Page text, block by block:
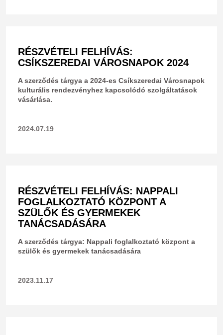
RÉSZVÉTELI FELHÍVÁS:
CSÍKSZEREDAI VÁROSNAPOK 2024
A szerződés tárgya a 2024-es Csíkszeredai Városnapok
kulturális rendezvényhez kapcsolódó szolgáltatások
vásárlása.
2024.07.19
RÉSZVÉTELI FELHÍVÁS: NAPPALI
FOGLALKOZTATÓ KÖZPONT A
SZÜLŐK ÉS GYERMEKEK
TANÁCSADÁSÁRA
A szerződés tárgya: Nappali foglalkoztató központ a
szülők és gyermekek tanácsadására
2023.11.17